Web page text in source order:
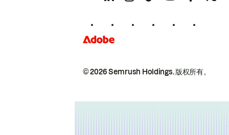
© 2026 Semrush Holdings.版权所有。